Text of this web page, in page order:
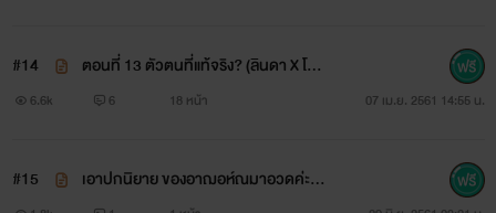
ม่อนฝ้าย จริยกานต์
#14
ตอนที่ 13 ตัวตนที่แท้จริง? (ลินดา X โจา
นาธาน) จิตนิดๆ เถื่อนหน่อยๆ อาฌอห์
6.6k 6 18 หน้า 07 เม.ย. 2561 14:55 น.
#15
เอาปกนิยาย ของอาฌอห์ณมาอวดค่ะ (ร